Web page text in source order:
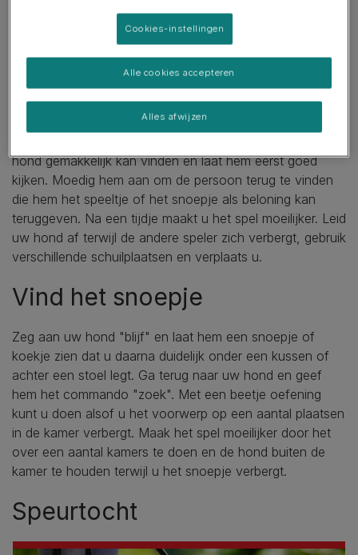
Verstoppertje spelen
Een persoon verstopt zich, nadat die eerst heeft
getoond dat hij het lievelingsspeeltje van de hond of een
hond gemakkelijk kan vinden en laat hem eerst goed
kijken. Moedig hem aan om de persoon terug te vinden
die hem het speeltje of het snoepje als beloning kan
teruggeven. Na een tijdje maakt u het spel moeilijker. Leid
uw hond af terwijl de andere speler zich verbergt, gebruik
verschillende schuilplaatsen en verplaats u.
Vind het snoepje
Zeg aan uw hond "blijf" en laat hem een snoepje of
koekje zien dat u daarna duidelijk onder een kussen of
achter een stoel legt. Ga terug naar uw hond en geef
hem het commando "zoek". Met een beetje oefening
kunt u doen alsof u het voorwerp op een aantal plaatsen
in de kamer verbergt. Maak het spel moeilijker door het
over een aantal kamers te doen en de hond buiten de
kamer te houden terwijl u het snoepje verbergt.
Speurtocht
Cookies-instellingen
Alles afwijzen
Alle cookies accepteren